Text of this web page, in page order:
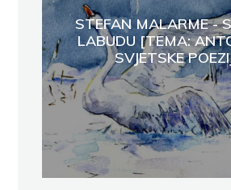
STEFAN MALARME -
LABUDU [TEMA:
SVJETSKE